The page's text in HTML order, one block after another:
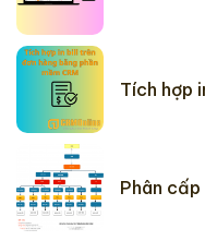
Tích hợp
Phân